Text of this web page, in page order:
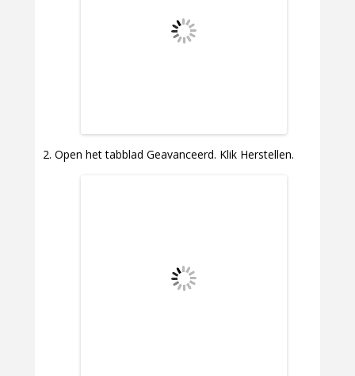
Open het tabblad Geavanceerd. Klik Herstellen.